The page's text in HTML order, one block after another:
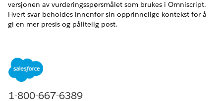
versjonen av vurderingsspørsmålet som brukes i Omniscript.
Hvert svar beholdes innenfor sin opprinnelige kontekst for å
gi en mer presis og pålitelig post.
Se støttede produktversjoner
1-800-667-6389